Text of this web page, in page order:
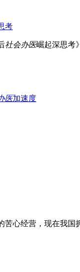
考
社会办医崛起深思考
医加速度
心经营，现在我